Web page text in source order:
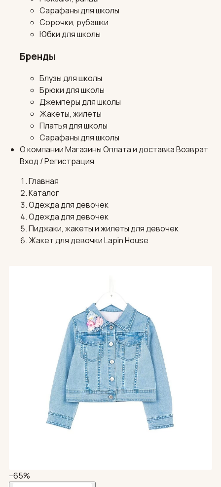
Сарафаны для школы
Сорочки, рубашки
Юбки для школы
Бренды
Блузы для школы
Брюки для школы
Джемперы для школы
Жакеты, жилеты
Платья для школы
Сарафаны для школы
О компанииМагазиныОплата и доставкаВозврат
Вход / Регистрация
Главная
Каталог
Одежда для девочек
Одежда для девочек
Пиджаки, жакеты и жилеты для девочек
Жакет для девочки Lapin House
−65%